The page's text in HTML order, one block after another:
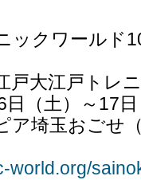
ワールド
大江戸トレニ
（土）～17日
埼玉おごせ（
world.org/